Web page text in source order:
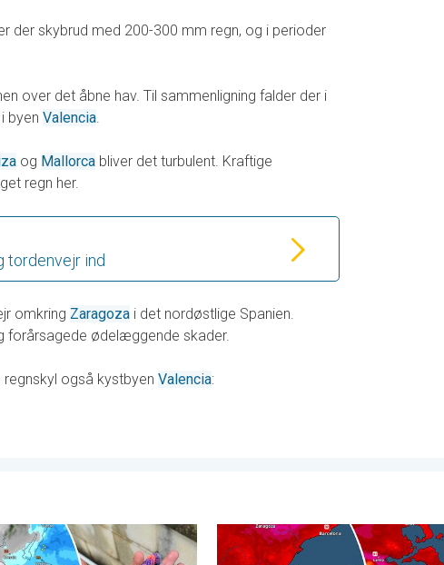
der skybrud med 200-300 mm regn, og i perioder
over det åbne hav. Til sammenligning falder der i
byen Valencia.
og Mallorca bliver det turbulent. Kraftige
regn her.
tordenvejr ind
omkring Zaragoza i det nordøstlige Spanien.
ødelæggende skader.
også kystbyen Valencia:
25. juni 2026
tordenvejr hærger i Norditalien. Hagl- og stormskader. . . torsdag
Ny hedebølge i Sydeuropa. Op